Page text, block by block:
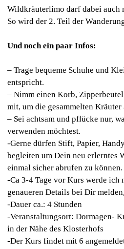
Wildkräuterlimo darf dabei auch
So wird der 2. Teil der
Und noch ein paar Infos:
– Trage bequeme Schuhe und
entspricht.
– Nimm einen Korb,
mit, um die gesammelten Kräuter
– Sei achtsam und pflücke nur,
verwenden möchtest.
-Gerne dürfen Stift, Papier,
begleiten um Dein neu erlerntes
einmal sicher abrufen zu können.
-Ca 3-4 Tage vor Kurs werde ich
genaueren Details bei Dir
-Dauer ca.: 4 Stunden
-Veranstaltungsort: Dormagen-
in der Nähe des Klosterhofs
-Der Kurs findet mit 6